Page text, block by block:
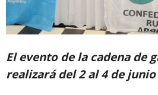
El evento de la cadena de
realizará del 2 al 4 de junio